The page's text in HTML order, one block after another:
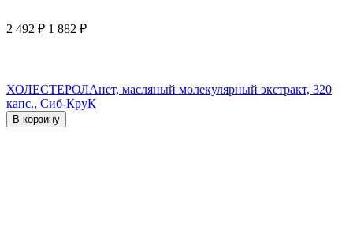
2 492 ₽ 1 882 ₽
ХОЛЕСТЕРОЛАнет, масляный молекулярный экстракт, 320
капс., Сиб-КруК
В корзину